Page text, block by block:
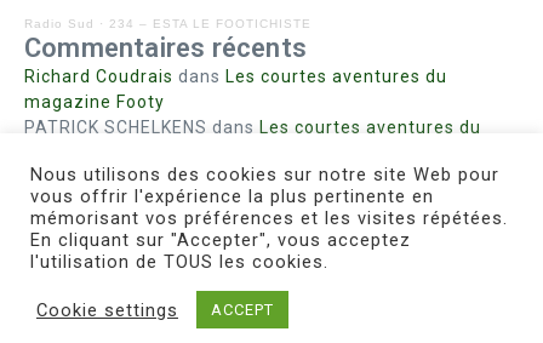
Radio Sud · 234 – ESTA LE FOOTICHISTE
Commentaires récents
Richard Coudrais dans Les courtes aventures du
magazine Footy
PATRICK SCHELKENS dans Les courtes aventures du
Bohn fabiennedans Intrigues sanglantes à Mulhouse
Steph. RUTA dansLust for Nice
MIRMANDdansPieds agiles et champignons
Copyright © 2026 Le Footichiste | Réalisé par
Nous utilisons des cookies sur notre site Web pour
vous offrir l'expérience la plus pertinente en
mémorisant vos préférences et les visites répétées.
En cliquant sur "Accepter", vous acceptez
l'utilisation de TOUS les cookies.
Cookie settings ACCEPT